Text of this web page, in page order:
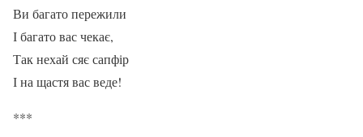
Ви багато пережили
І багато вас чекає,
Так нехай сяє сапфір
І на щастя вас веде!
***